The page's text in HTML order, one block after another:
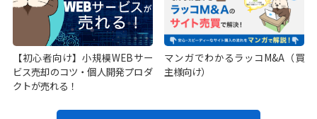
【初心者向け】小規模WEBサー
ビス売却のコツ・個人開発プロダ
クトが売れる！
マンガでわかるラッコM&A（買
主様向け）